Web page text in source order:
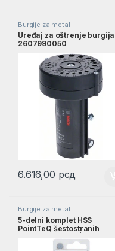
Burgije za metal
Uređaj za oštrenje burgija |
2607990050
6.616,00 рсд
Burgije za metal
5-delni komplet HSS
PointTeQ šestostranih
burgija, 2–6 mm |
2607002824